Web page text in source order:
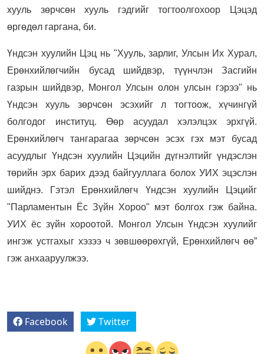
хууль зөрчсөн хууль гэдгийг тогтоолгохоор Цэцэд
өргөдөл гаргана, би.
Үндсэн хуулийн Цэц нь "Хууль, зарлиг, Улсын Их Хурал,
Ерөнхийлөгчийн бусад шийдвэр, түүнчлэн Засгийн
газрын шийдвэр, Монгол Улсын олон улсын гэрээ" нь
Үндсэн хууль зөрчсөн эсэхийг л тогтоож, хүчингүй
болгодог институц. Өөр асуудал хэлэлцэх эрхгүй.
Ерөнхийлөгч тангарагаа зөрчсөн эсэх гэх мэт бусад
асуудлыг Үндсэн хуулийн Цэцийн дүгнэлтийг үндэслэн
төрийн эрх барих дээд байгууллага болох УИХ эцэслэн
шийднэ. Гэтэл Ерөнхийлөгч Үндсэн хуулийн Цэцийг
"Парламентын Ёс Зүйн Хороо" мэт болгох гэж байна.
УИХ ёс зүйн хороотой. Монгол Улсын Үндсэн хуулийг
ингэж устгахыг хэзээ ч зөвшөөрөхгүй, Ерөнхийлөгч өө”
гэж анхааруулжээ.
Facebook Twitter